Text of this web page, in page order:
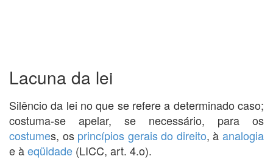
Lacuna da lei
Silêncio da lei no que se refere a determinado caso;
costuma-se apelar, se necessário, para os
costumes, os princípios gerais do direito, àanalogia
e àeqüidade (LICC, art. 4.o).